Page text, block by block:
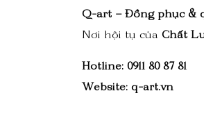
Q-art – Đồng phục &
Nơi hội tụ củaChất
Hotline: 0911 80 87 81
Website: q-art.vn